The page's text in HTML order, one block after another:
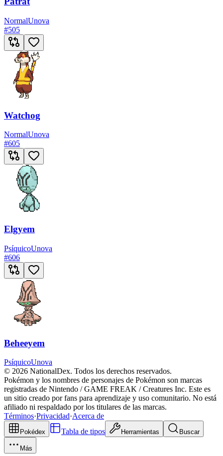
NormalUnova
#505
Watchog
NormalUnova
#605
Elgyem
PsíquicoUnova
#606
Beheeyem
PsíquicoUnova
© 2026 NationalDex. Todos los derechos reservados.
Pokémon y los nombres de personajes de Pokémon son marcas
registradas de Nintendo / GAME FREAK / Creatures Inc. Este es
un sitio creado por fans para aprendizaje y uso comunitario. No está
afiliado ni respaldado por los titulares de las marcas.
Términos·Privacidad·Acerca de
Pokédex Tabla de tipos Herramientas Buscar
Más